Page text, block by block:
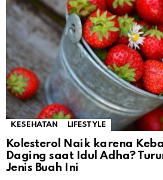
KESEHATAN LIFESTYLE
Kolesterol Naik karena
Daging saat Idul Adha?
Jenis Buah Ini